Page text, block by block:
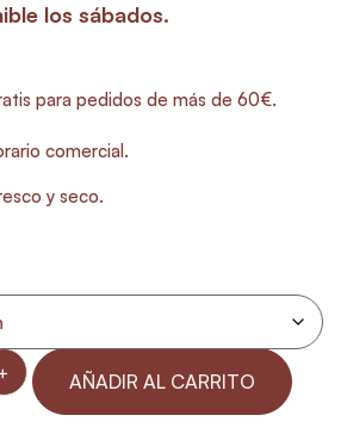
los sábados.
para pedidos de más de 60€.
comercial.
y seco.
AÑADIR AL CARRITO